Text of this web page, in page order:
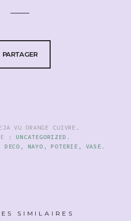
PARTAGER
VU ORANGE CUIVRE .
:UNCATEGORIZED .
DECO , NAYO ,POTERIE , VASE .
SIMILAIRES